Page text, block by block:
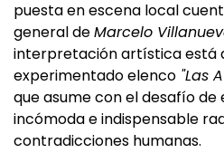
puesta en escena local
general deMarcelo
interpretación artística está
experimentado elenco "Las
que asume con el desafío
incómoda e indispensable
contradicciones humanas.